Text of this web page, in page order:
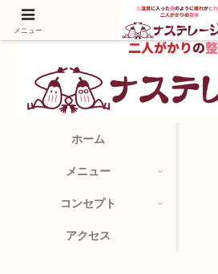
ホーム
メニュー
コンセプト
アクセス
メニュー